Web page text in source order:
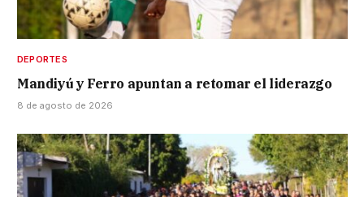
DEPORTES
Mandiyú y Ferro apuntan a retomar el liderazgo
8 de agosto de 2026